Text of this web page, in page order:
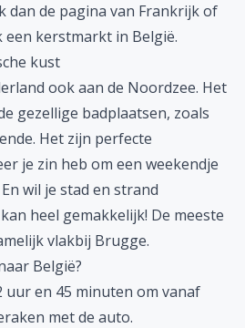
dan de pagina van Frankrijkof
een kerstmarkt in België.
kust
ook aan de Noordzee. Het
gezellige badplaatsen, zoals
Het zijn perfecte
je zin heb om een weekendje
wil je stad en strand
heel gemakkelijk! De meeste
vlakbij Brugge.
België?
uur en 45 minuten om vanaf
met de auto.